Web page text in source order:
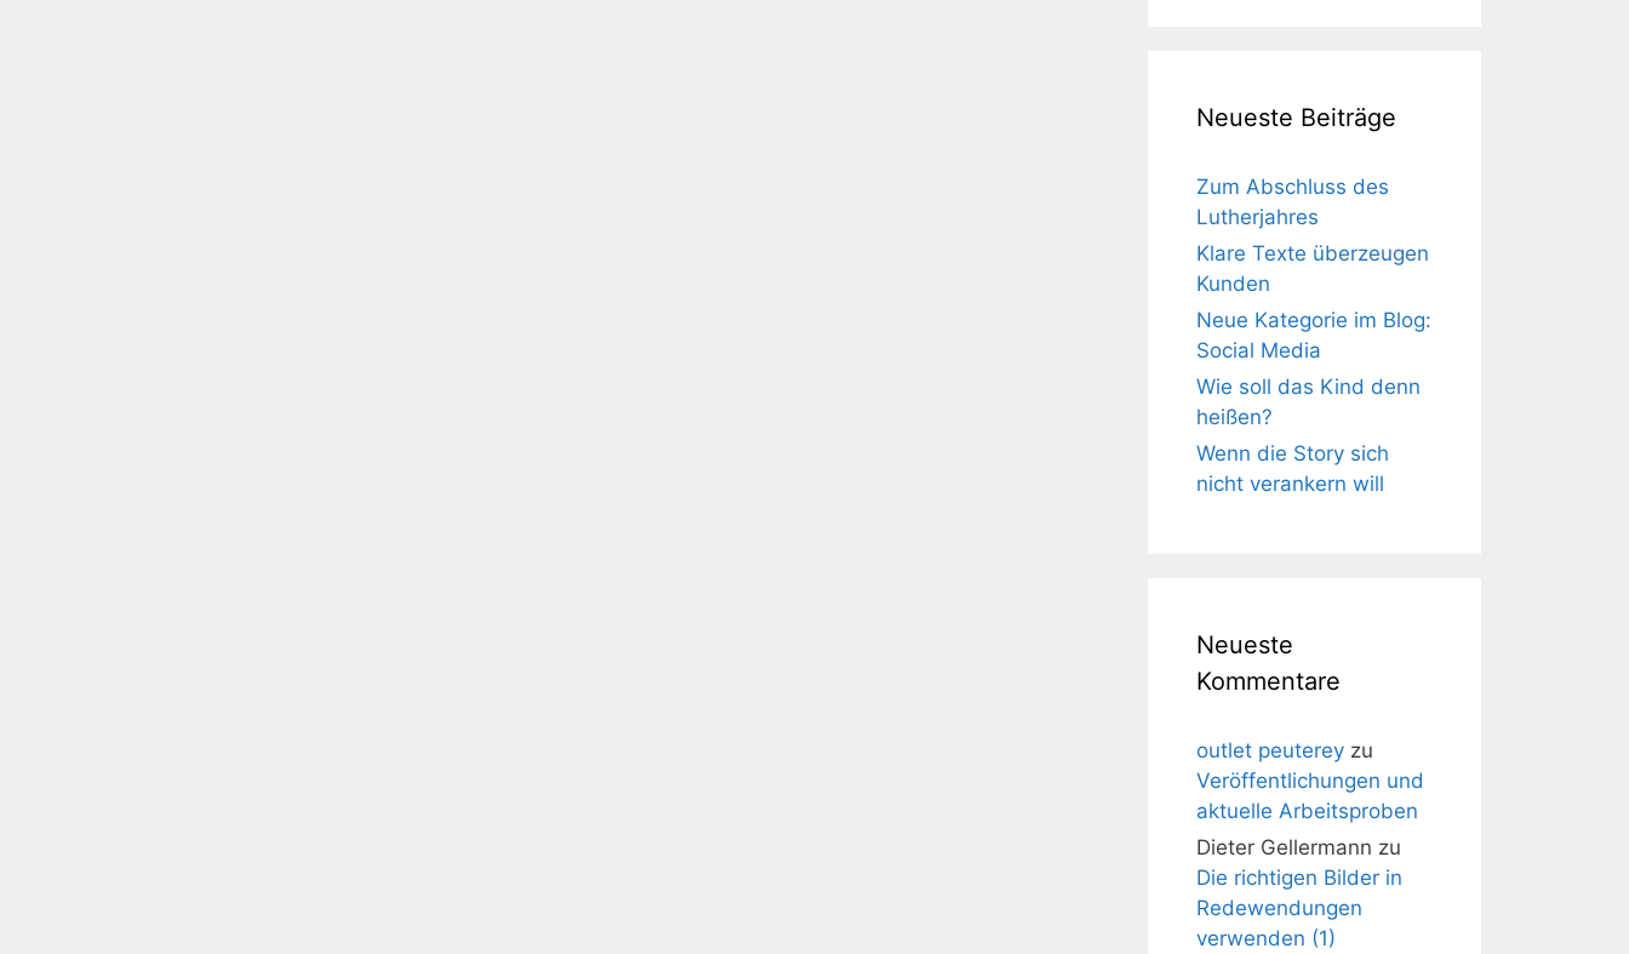
Neueste Beiträge
Zum Abschluss des
Lutherjahres
Klare Texte überzeugen
Kunden
Neue Kategorie im Blog:
Social Media
Wie soll das Kind denn
heißen?
Wenn die Story sich
nicht verankern will
Neueste
Kommentare
outlet peuterey zu
Veröffentlichungen und
aktuelle Arbeitsproben
Dieter Gellermann zu
Die richtigen Bilder in
Redewendungen
verwenden (1)